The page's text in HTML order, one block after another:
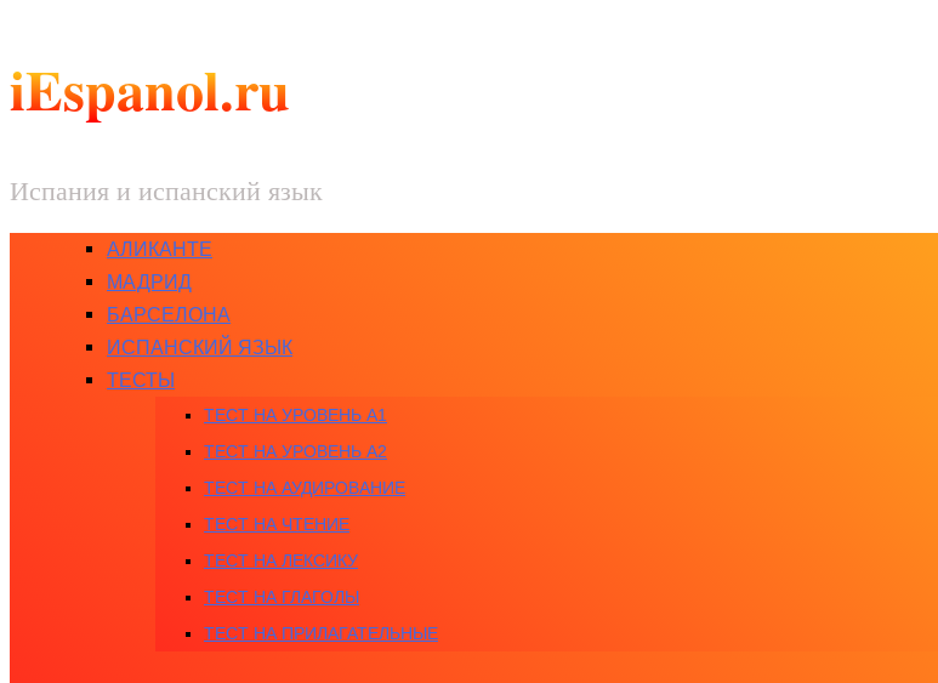
iEspanol.ru
Испания и испанский язык
АЛИКАНТЕ
МАДРИД
БАРСЕЛОНА
ИСПАНСКИЙ ЯЗЫК
ТЕСТЫ
ТЕСТ НА УРОВЕНЬ A1
ТЕСТ НА УРОВЕНЬ A2
ТЕСТ НА АУДИРОВАНИЕ
ТЕСТ НА ЧТЕНИЕ
ТЕСТ НА ЛЕКСИКУ
ТЕСТ НА ГЛАГОЛЫ
ТЕСТ НА ПРИЛАГАТЕЛЬНЫЕ